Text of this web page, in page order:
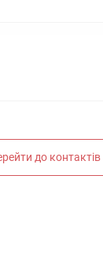
до контактів